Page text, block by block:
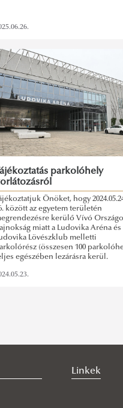
parkolóhely
Önöket, hogy
között az egyetem területén
kerülő Vívó
miatt a Ludovika Aréna és
Lövészklub melletti
(összesen 100
egészében lezárásra kerül.
Linkek